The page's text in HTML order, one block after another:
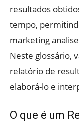
resultados
tempo,
marketing
Neste glossário,
relatório de
elaborá-lo e
O que é um